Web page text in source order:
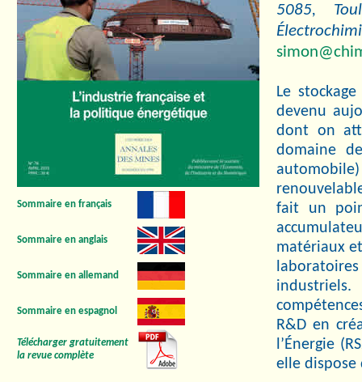
Sommaire en français
Sommaire en anglais
Sommaire en allemand
Sommaire en espagnol
Télécharger gratuitement
la revue complète
5085,
Le
devenu
dont on
domaine
fait un
matériaux
R&D en
l’Énergie
elle dispose